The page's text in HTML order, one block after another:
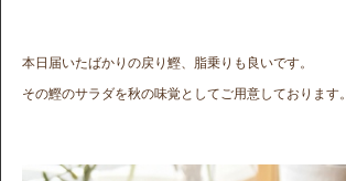
本日届いたばかりの戻り鰹、脂乗りも良いです。
その鰹のサラダを秋の味覚としてご用意しております。